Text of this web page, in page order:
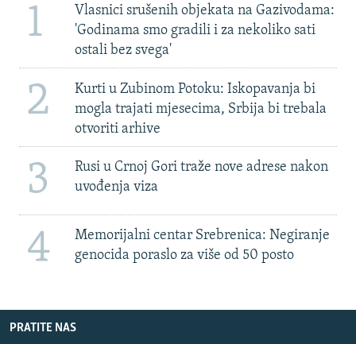
1
Vlasnici srušenih objekata na Gazivodama:
'Godinama smo gradili i za nekoliko sati
ostali bez svega'
2
Kurti u Zubinom Potoku: Iskopavanja bi
mogla trajati mjesecima, Srbija bi trebala
otvoriti arhive
3
Rusi u Crnoj Gori traže nove adrese nakon
uvođenja viza
4
Memorijalni centar Srebrenica: Negiranje
genocida poraslo za više od 50 posto
PRATITE NAS